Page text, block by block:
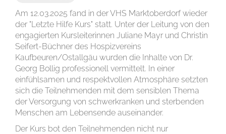
Am 12.03.2025 fand in der VHS Marktoberdorf wieder
der "Letzte Hilfe Kurs" statt. Unter der Leitung von den
engagierten Kursleiterinnen Juliane Mayr und Christin
Seifert-Büchner des Hospizvereins
Kaufbeuren/Ostallgäu wurden die Inhalte von Dr.
Georg Bollig professionell vermittelt. In einer
einfühlsamen und respektvollen Atmosphäre setzten
sich die Teilnehmenden mit dem sensiblen Thema
der Versorgung von schwerkranken und sterbenden
Menschen am Lebensende auseinander.
Der Kurs bot den Teilnehmenden nicht nur